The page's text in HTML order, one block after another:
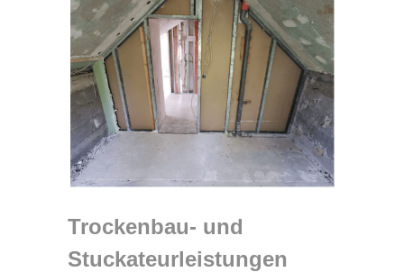
Trockenbau- und
Stuckateurleistungen